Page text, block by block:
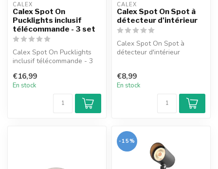
CALEX
Calex Spot On
Pucklights inclusif
télécommande - 3 set
Calex Spot On Pucklights
inclusif télécommande - 3
€16,99
En stock
CALEX
Calex Spot On Spot à
détecteur d'intérieur
Calex Spot On Spot à
détecteur d'intérieur
€8,99
En stock
-15%